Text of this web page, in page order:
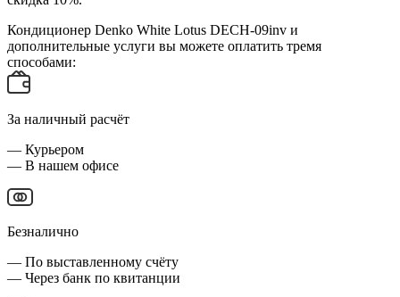
Кондиционер Denko White Lotus DECH-09inv и
дополнительные услуги вы можете оплатить тремя
способами:
За наличный расчёт
— Курьером
— В нашем офисе
Безналично
— По выставленному счёту
— Через банк по квитанции